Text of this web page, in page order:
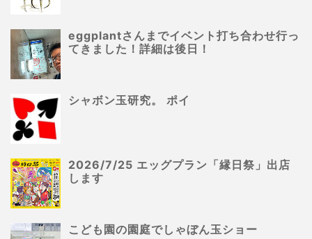
eggplantさんまでイベント打ち合わせ行っ
てきました！詳細は後日！
シャボン玉研究。 ポイ
2026/7/25 エッグプラン「縁日祭」出店
します
こども園の園庭でしゃぼん玉ショー